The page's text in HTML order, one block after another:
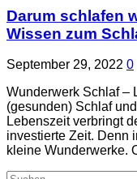
Darum schlafen
Wissen zum
September 29, 2022 0
Wunderwerk Schlaf –
(gesunden) Schlaf
Lebenszeit verbringt
investierte Zeit. Denn
kleine Wunderwerke.